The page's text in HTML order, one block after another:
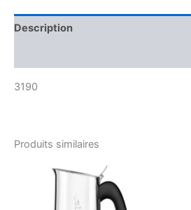
Description
3190
Produits similaires